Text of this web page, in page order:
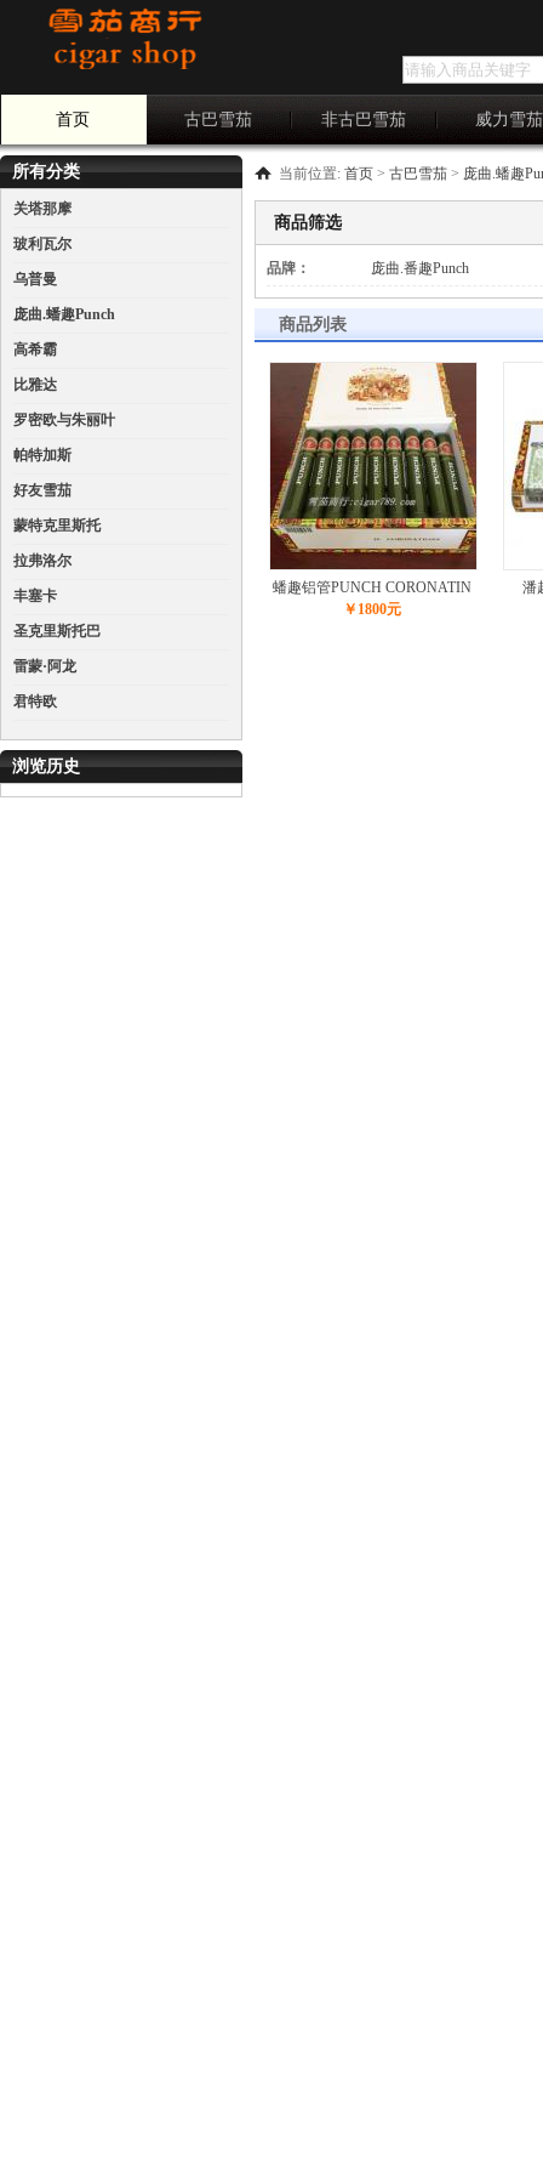
首页 古巴雪茄 非古巴雪茄 威力雪茄
所有分类
关塔那摩
玻利瓦尔
乌普曼
庞曲.蟠趣Punch
高希霸
比雅达
罗密欧与朱丽叶
帕特加斯
好友雪茄
蒙特克里斯托
拉弗洛尔
丰塞卡
圣克里斯托巴
雷蒙·阿龙
君特欧
浏览历史
当前位置: 首页 > 古巴雪茄 > 庞曲.蟠趣
商品筛选
品牌： 庞曲.番趣Punch
商品列表
蟠趣铝管PUNCH CORONATIN
￥1800元
潘